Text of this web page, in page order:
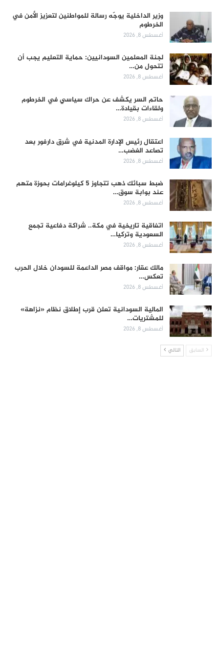
وزير الداخلية يوجّه رسالة للمواطنين لتعزيز الأمن في
الخرطوم
أغسطس 8, 2026
لجنة المعلمين السودانيين: حماية التعليم يجب أن
تتحول من…
أغسطس 8, 2026
حاتم السر يكشف عن حراك سياسي في الخرطوم
ولقاءات بقيادة…
أغسطس 8, 2026
اعتقال رئيس الإدارة المدنية في شرق دارفور بعد
تصاعد الغضب…
أغسطس 8, 2026
ضبط سبائك ذهب تتجاوز 5 كيلوغرامات بحوزة متهم
عند بوابة سوق…
أغسطس 8, 2026
اتفاقية تاريخية في مكة.. شراكة دفاعية تجمع
السعودية وتركيا…
أغسطس 8, 2026
مالك عقار: مواقف مصر الداعمة للسودان خلال الحرب
تعكس…
أغسطس 8, 2026
المالية السودانية تعلن قرب إطلاق نظام «نزاهة»
للمشتريات…
أغسطس 8, 2026
السابق التالي